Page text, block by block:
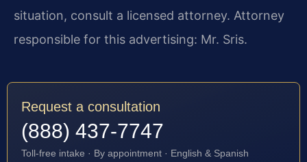
situation, consult a licensed attorney. Attorney
responsible for this advertising: Mr. Sris.
Request a consultation
(888) 437-7747
Toll-free intake · By appointment · English & Spanish